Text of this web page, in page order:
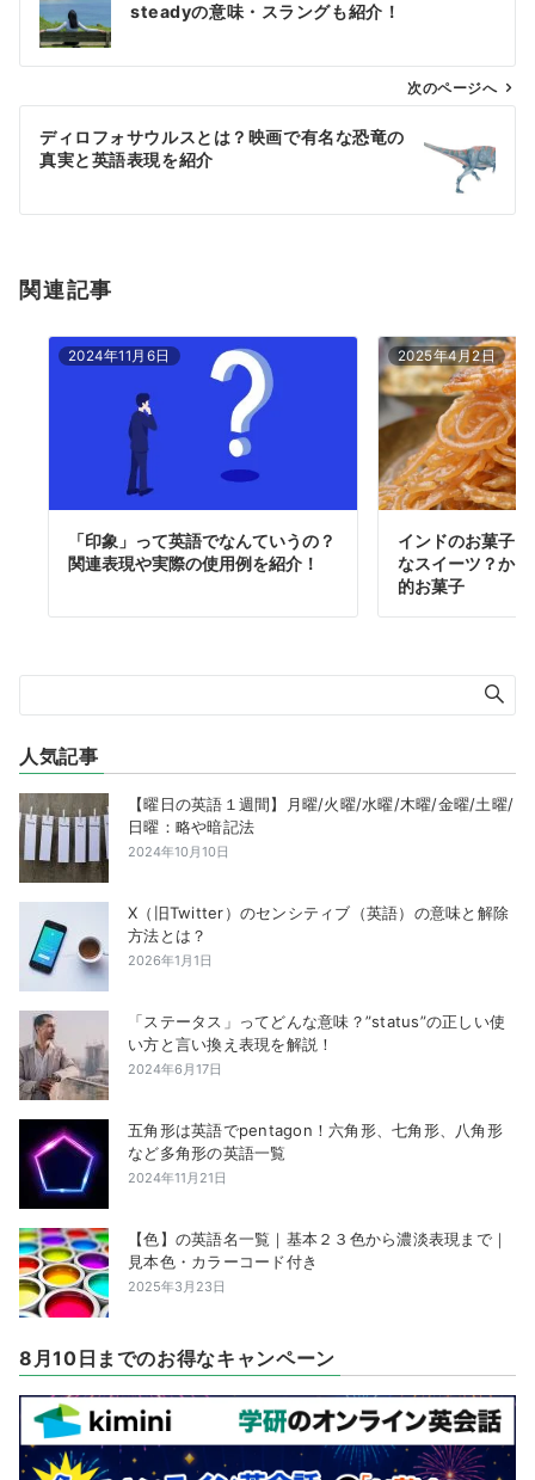
ン
steadyの意味・スラングも紹介！
次のページへ
ディロフォサウルスとは？映画で有名な恐竜の
真実と英語表現を紹介
関連記事
2024年11月6日
「印象」って英語でなんていうの？
関連表現や実際の使用例を紹介！
2025年4月2日
インドのお菓子
なスイーツ？か
的お菓子
人気記事
【曜日の英語１週間】月曜/火曜/水曜/木曜/金曜/土曜/
日曜：略や暗記法
2024年10月10日
X（旧Twitter）のセンシティブ（英語）の意味と解除
方法とは？
2026年1月1日
「ステータス」ってどんな意味？”status”の正しい使
い方と言い換え表現を解説！
2024年6月17日
五角形は英語でpentagon！六角形、七角形、八角形
など多角形の英語一覧
2024年11月21日
【色】の英語名一覧｜基本２３色から濃淡表現まで｜
見本色・カラーコード付き
2025年3月23日
8月10日までのお得なキャンペーン